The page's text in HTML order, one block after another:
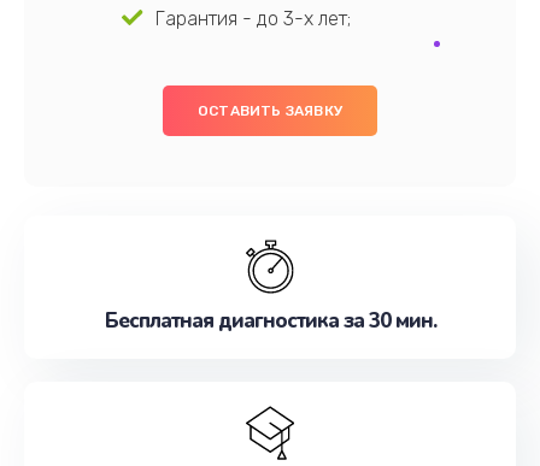
Гарантия - до 3-х лет;
ОСТАВИТЬ ЗАЯВКУ
Бесплатная диагностика за 30 мин.